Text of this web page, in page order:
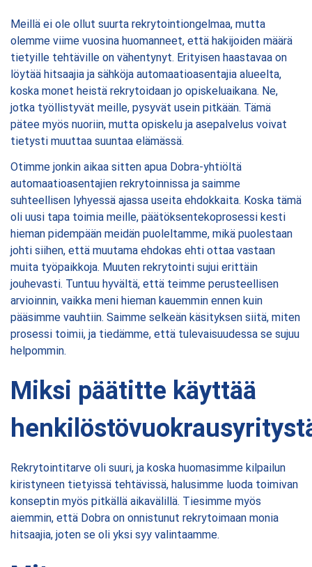
Meillä ei ole ollut suurta rekrytointiongelmaa, mutta
olemme viime vuosina huomanneet, että hakijoiden määrä
tietyille tehtäville on vähentynyt. Erityisen haastavaa on
löytää hitsaajia ja sähköja automaatioasentajia alueelta,
koska monet heistä rekrytoidaan jo opiskeluaikana. Ne,
jotka työllistyvät meille, pysyvät usein pitkään. Tämä
pätee myös nuoriin, mutta opiskelu ja asepalvelus voivat
tietysti muuttaa suuntaa elämässä.
Otimme jonkin aikaa sitten apua Dobra-yhtiöltä
automaatioasentajien rekrytoinnissa ja saimme
suhteellisen lyhyessä ajassa useita ehdokkaita. Koska tämä
oli uusi tapa toimia meille, päätöksentekoprosessi kesti
hieman pidempään meidän puoleltamme, mikä puolestaan
johti siihen, että muutama ehdokas ehti ottaa vastaan
muita työpaikkoja. Muuten rekrytointi sujui erittäin
jouhevasti. Tuntuu hyvältä, että teimme perusteellisen
arvioinnin, vaikka meni hieman kauemmin ennen kuin
pääsimme vauhtiin. Saimme selkeän käsityksen siitä, miten
prosessi toimii, ja tiedämme, että tulevaisuudessa se sujuu
helpommin.
Miksi päätitte käyttää
Rekrytointitarve oli suuri, ja koska huomasimme kilpailun
kiristyneen tietyissä tehtävissä, halusimme luoda toimivan
konseptin myös pitkällä aikavälillä. Tiesimme myös
aiemmin, että Dobra on onnistunut rekrytoimaan monia
hitsaajia, joten se oli yksi syy valintaamme.